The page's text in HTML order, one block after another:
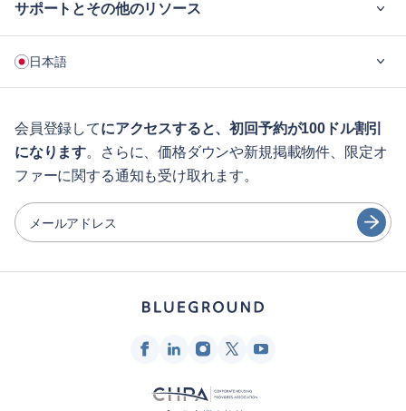
サポートとその他のリソース
企業向け
ゲスト向け特典サービス
シティガイド
パートナー
家具レンタル事業者
インフルエンサー＆アフィリエイト
日本語
English
Português
Español
会員登録してにアクセスすると、初回予約が100ドル割引
になります。さらに、価格ダウンや新規掲載物件、限定オ
ファーに関する通知も受け取れます。
メールアドレス